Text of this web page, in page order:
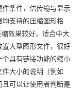
条件，估传输与显示
支持的压缩图形格
效果较好，适合中大
大型图形文件，很好
具有链接功能的缩小
大小的说明（例如
可以让使用者判断是